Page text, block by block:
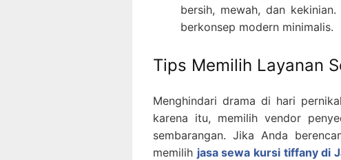
bersih, mewah, dan
berkonsep modern minimalis.
Tips Memilih Layanan
Menghindari drama di hari
karena itu, memilih vendor
sembarangan. Jika Anda
memilih jasa sewa kursi tiffany di